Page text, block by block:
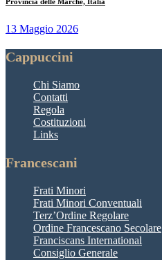
13 Maggio 2026
Cappuccini
Chi Siamo
Contatti
Regola
Costituzioni
Links
Francescani
Frati Minori
Frati Minori Conventuali
Terz’Ordine Regolare
Ordine Francescano Secolare
Franciscans International
Consiglio Generale